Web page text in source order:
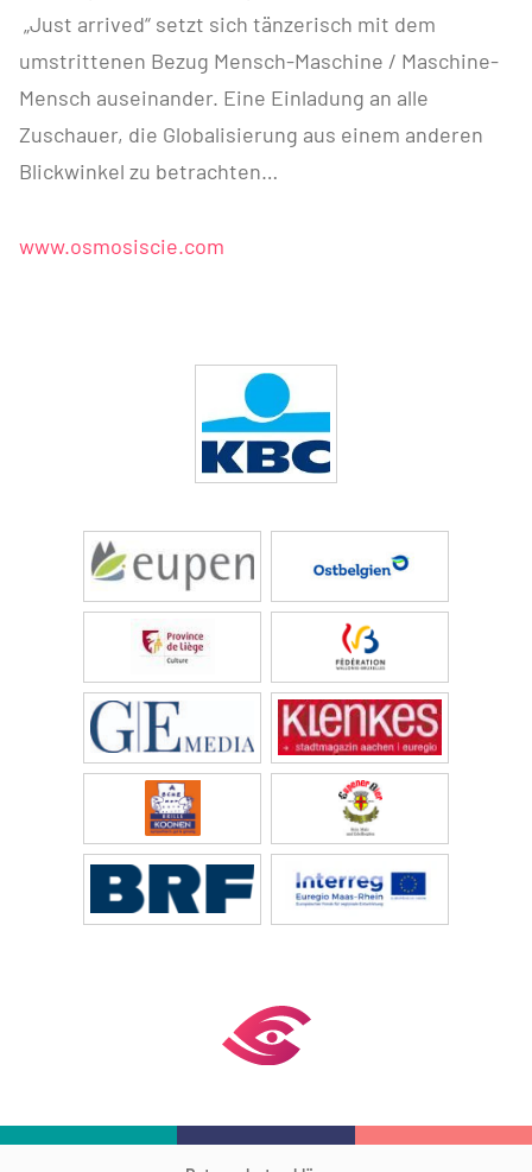
„Just arrived“ setzt sich tänzerisch mit dem
umstrittenen Bezug Mensch-Maschine / Maschine-
Mensch auseinander. Eine Einladung an alle
Zuschauer, die Globalisierung aus einem anderen
Blickwinkel zu betrachten…
www.osmosiscie.com